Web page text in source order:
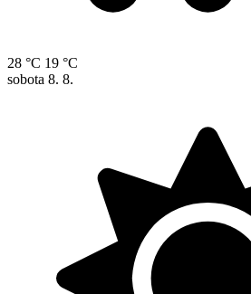
28 °C 19 °C
sobota 8. 8.